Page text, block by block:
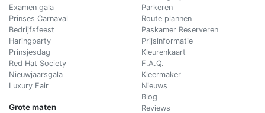
Examen gala
Prinses Carnaval
Bedrijfsfeest
Haringparty
Prinsjesdag
Red Hat Society
Nieuwjaarsgala
Luxury Fair
Grote maten
Parkeren
Route plannen
Paskamer Reserveren
Prijsinformatie
Kleurenkaart
F.A.Q.
Kleermaker
Nieuws
Blog
Reviews